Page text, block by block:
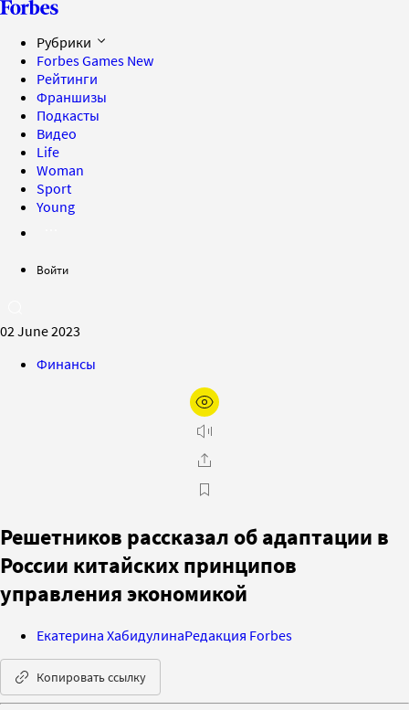
Рубрики
Forbes Games New
Рейтинги
Франшизы
Подкасты
Видео
Life
Woman
Sport
Young
Войти
02 June 2023
Финансы
Решетников рассказал об адаптации в
России китайских принципов
управления экономикой
Екатерина ХабидулинаРедакция Forbes
Копировать ссылку